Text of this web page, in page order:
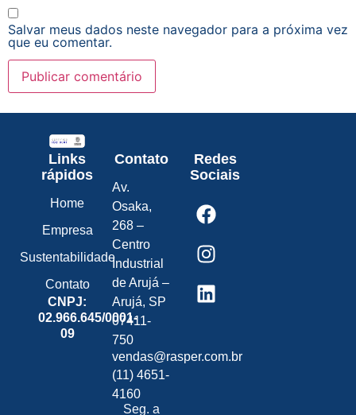
Salvar meus dados neste navegador para a próxima vez
que eu comentar.
Links
rápidos
Home
Empresa
Sustentabilidade
Contato
CNPJ:
02.966.645/0001-
09
Contato
Av.
Osaka,
268 –
Centro
Industrial
de Arujá –
Arujá, SP
07411-
750
vendas@rasper.com.br
(11) 4651-
4160
Seg. a
Redes
Sociais